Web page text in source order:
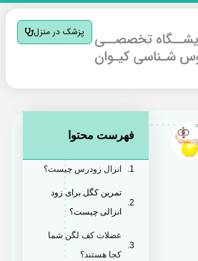
پزشک در منزل
فهرست محتوا
انزال زودرس چیست؟
تمرین کگل برای زود
انزالی چیست؟
عضلات کف لگن شما
کجا هستند؟